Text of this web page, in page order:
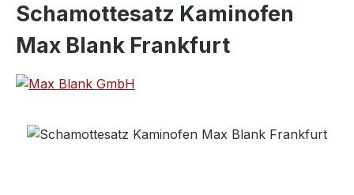
Schamottesatz Kaminofen
Max Blank Frankfurt
Bildergalerie überspringen